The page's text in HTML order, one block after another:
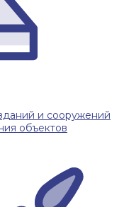
и сооружений
объектов